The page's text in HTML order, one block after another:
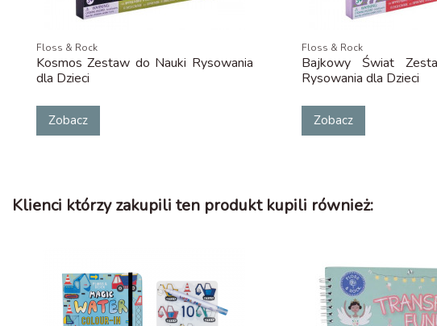
Floss & Rock
Kosmos Zestaw do Nauki Rysowania
dla Dzieci
Zobacz
Floss & Rock
Bajkowy Świat
Rysowania dla Dzieci
Zobacz
Klienci którzy zakupili ten produkt kupili również: